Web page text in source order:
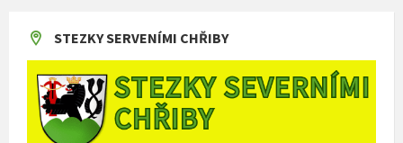
STEZKY SERVENÍMI CHŘIBY